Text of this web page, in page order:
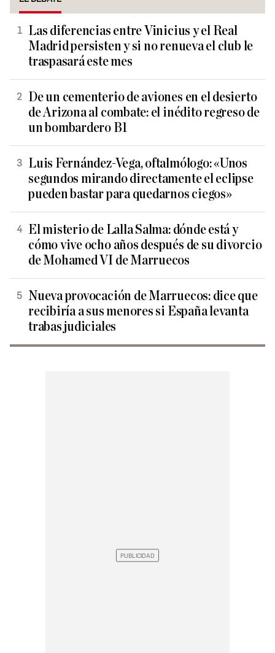
Las diferencias entre Vinicius y el Real
Madrid persisten y si no renueva el club le
traspasará este mes
De un cementerio de aviones en el desierto
de Arizona al combate: el inédito regreso de
un bombardero B1
Luis Fernández-Vega, oftalmólogo: «Unos
segundos mirando directamente el eclipse
pueden bastar para quedarnos ciegos»
El misterio de Lalla Salma: dónde está y
cómo vive ocho años después de su divorcio
de Mohamed VI de Marruecos
Nueva provocación de Marruecos: dice que
recibiría a sus menores si España levanta
trabas judiciales